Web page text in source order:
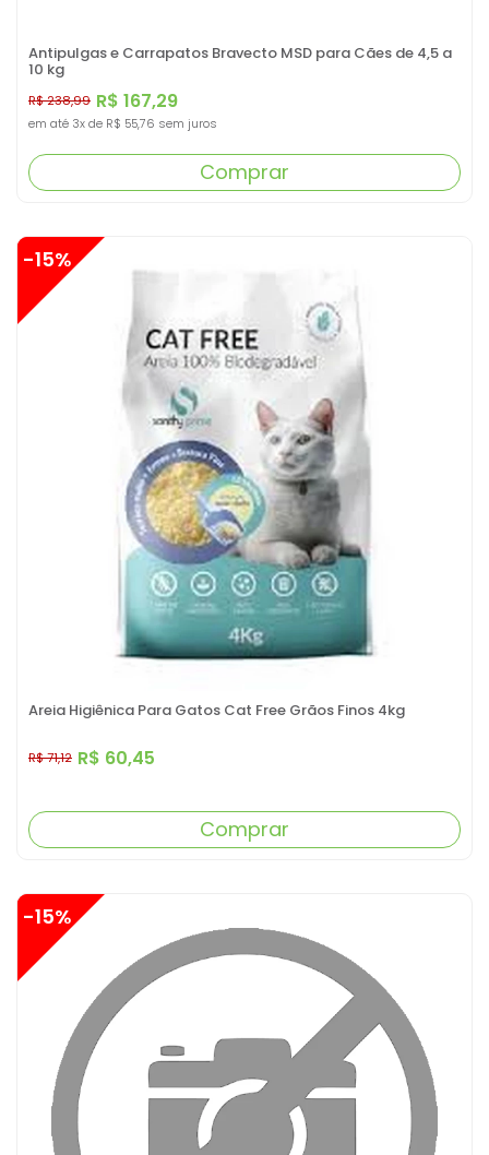
Antipulgas e Carrapatos Bravecto MSD para Cães de 4,5 a
10 kg
R$ 167,29
R$ 238,99
em até 3x de R$ 55,76 sem juros
Comprar
Areia Higiênica Para Gatos Cat Free Grãos Finos 4kg
R$ 60,45
R$ 71,12
-15%
Comprar
-15%